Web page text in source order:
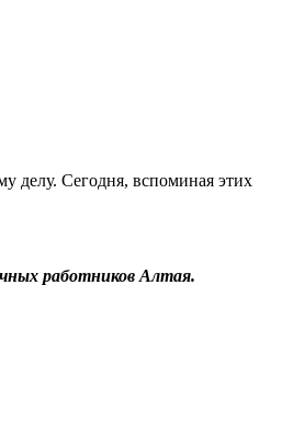
делу. Сегодня, вспоминая этих
работников Алтая.